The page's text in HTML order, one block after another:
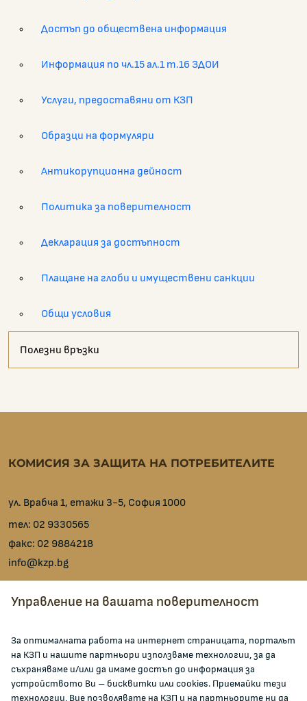
Достъп до обществена информация
Информация по чл.15 ал.1 т.16 ЗДОИ
Услуги, предоставяни от КЗП
Образци на формуляри
Антикорупционна дейност
Политика за поверителност
Декларация за достъпност
Плащане на глоби и имуществени санкции
Общи условия
Полезни връзки
КОМИСИЯ ЗА ЗАЩИТА НА ПОТРЕБИТЕЛИТЕ
ул. Врабча 1, етажи 3-5, София 1000
тел: 02 9330565
факс: 02 9884218
info@kzp.bg
Всички контакти
ЗА КОМИСИЯТА
Управление на вашата поверителност
За оптималната работа на интернет страницата, порталът
на КЗП и нашите партньори използваме технологии, за да
съхраняваме и/или да имаме достъп до информация за
устройството Ви – бисквитки или cookies. Приемайки тези
технологии, Вие позволявате на КЗП и на партньорите ни да